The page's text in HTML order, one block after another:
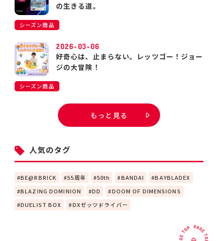
の生きる道。
シーズン商品
2026-03-06
好奇心は、止まらない。レッツゴー！ジョー
ジの大冒険！
シーズン商品
もっと見る
人気のタグ
BE@RBRICK 55周年 50th BANDAI
BAYBLADEX
BLAZING DOMINION
DD
DOOM OF DIMENSIONS
DUELIST BOX
DXゼッツドライバー